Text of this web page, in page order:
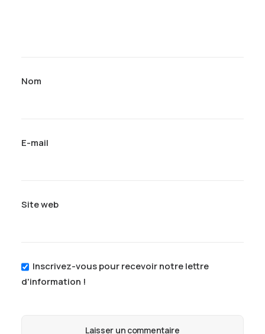
Nom
E-mail
Site web
Inscrivez-vous pour recevoir notre lettre
d'information !